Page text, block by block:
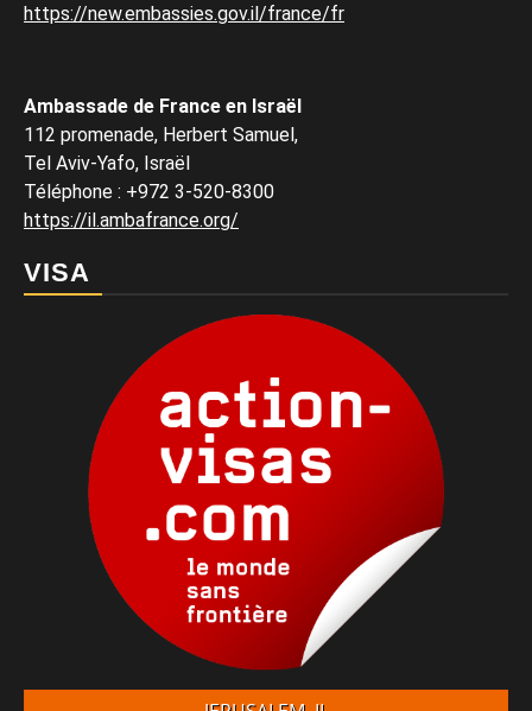
https://new.embassies.gov.il/france/fr
Ambassade de France en Israël
112 promenade, Herbert Samuel,
Tel Aviv-Yafo, Israël
Téléphone : +972 3-520-8300
https://il.ambafrance.org/
VISA